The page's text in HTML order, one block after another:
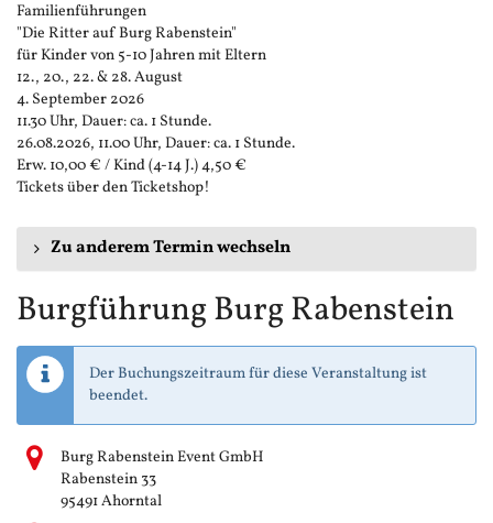
Familienführungen
"Die Ritter auf Burg Rabenstein"
für Kinder von 5-10 Jahren mit Eltern
12., 20., 22. & 28. August
4. September 2026
11.30 Uhr, Dauer: ca. 1 Stunde.
26.08.2026, 11.00 Uhr, Dauer: ca. 1 Stunde.
Erw. 10,00 € / Kind (4-14 J.) 4,50 €
Tickets über den Ticketshop!
Zu anderem Termin wechseln
Burgführung Burg Rabenstein
Der Buchungszeitraum für diese Veranstaltung ist
beendet.
Burg Rabenstein Event GmbH
Rabenstein 33
95491 Ahorntal